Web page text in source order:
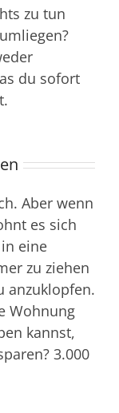
zu tun
du sofort
Aber wenn
es sich
eine
zu ziehen
anzuklopfen.
Wohnung
kannst,
3.000